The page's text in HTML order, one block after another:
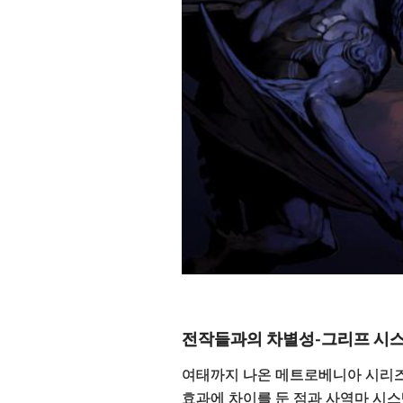
전작들과의 차별성-그리프 시
여태까지 나온 메트로베니아 시리
효과에 차이를 둔 점과 사역마 시